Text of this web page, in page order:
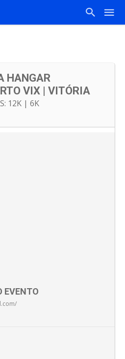
HANGAR
VIX | VITÓRIA
12K | 6K
EVENTO